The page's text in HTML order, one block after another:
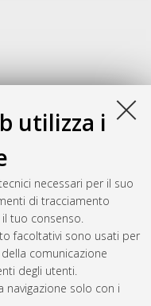
utilizza i
necessari per il suo
di tracciamento
tuo consenso.
facoltativi sono usati per
comunicazione
degli utenti.
navigazione solo con i
modal syllogistic and
Alma Mater
di ricerca in
(pscs) , 34 Ciclo.
Sun Aug 9 20:46:29 2026